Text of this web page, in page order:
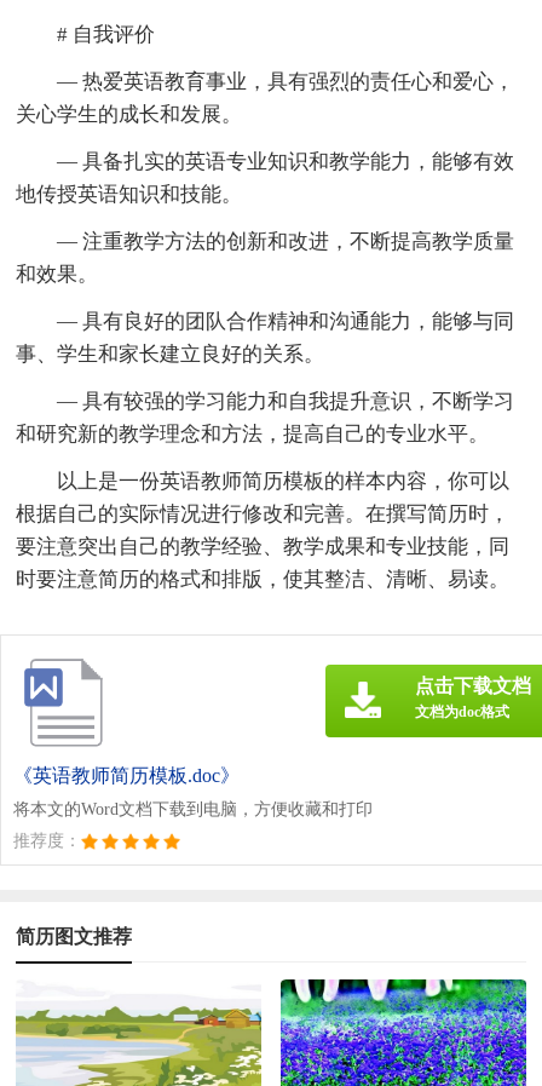
# 自我评价
— 热爱英语教育事业，具有强烈的责任心和爱心，
关心学生的成长和发展。
— 具备扎实的英语专业知识和教学能力，能够有效
地传授英语知识和技能。
— 注重教学方法的创新和改进，不断提高教学质量
和效果。
— 具有良好的团队合作精神和沟通能力，能够与同
事、学生和家长建立良好的关系。
— 具有较强的学习能力和自我提升意识，不断学习
和研究新的教学理念和方法，提高自己的专业水平。
以上是一份英语教师简历模板的样本内容，你可以
根据自己的实际情况进行修改和完善。在撰写简历时，
要注意突出自己的教学经验、教学成果和专业技能，同
时要注意简历的格式和排版，使其整洁、清晰、易读。
《英语教师简历模板.doc》
将本文的Word文档下载到电脑，方便收藏和打印
推荐度：
点击下载文档
文档为doc格式
简历图文推荐